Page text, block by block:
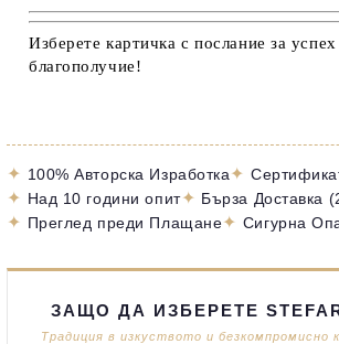
Изберете картичка с послание за
благополучие!
✦ 100% Авторска Изработка✦
✦ Над 10 години опит✦ Бърза Доставка
✦ Преглед преди Плащане✦ Сигурна
ЗАЩО ДА ИЗБЕРЕТЕ
Традиция в изкуството и безкомпромисно